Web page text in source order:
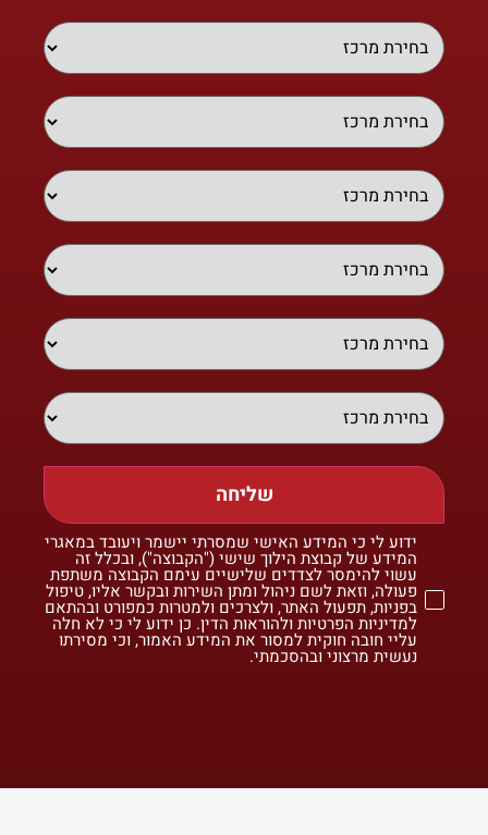
שליחה
ידוע לי כי המידע האישי שמסרתי יישמר ויעובד במאגרי
המידע של קבוצת הילוך שישי ("הקבוצה"), ובכלל זה
עשוי להימסר לצדדים שלישיים עימם הקבוצה משתפת
פעולה, וזאת לשם ניהול ומתן השירות ובקשר אליו, טיפול
בפניות, תפעול האתר, ולצרכים ולמטרות כמפורט ובהתאם
למדיניות הפרטיות ולהוראות הדין. כן ידוע לי כי לא חלה
עליי חובה חוקית למסור את המידע האמור, וכי מסירתו
נעשית מרצוני ובהסכמתי.